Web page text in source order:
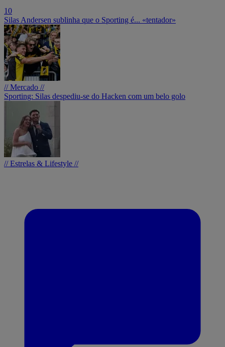
10
Silas Andersen sublinha que o Sporting é... «tentador»
// Mercado //
Sporting: Silas despediu-se do Hacken com um belo golo
// Estrelas & Lifestyle //